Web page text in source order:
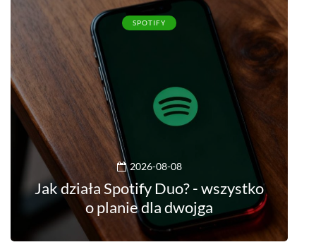
SPOTIFY
2026-08-08
Jak działa Spotify Duo? - wszystko
o planie dla dwojga